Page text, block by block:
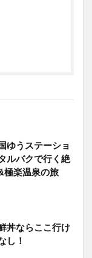
ゆうステーショ
ルバクで行く絶
極楽温泉の旅
丼ならここ行け
し！